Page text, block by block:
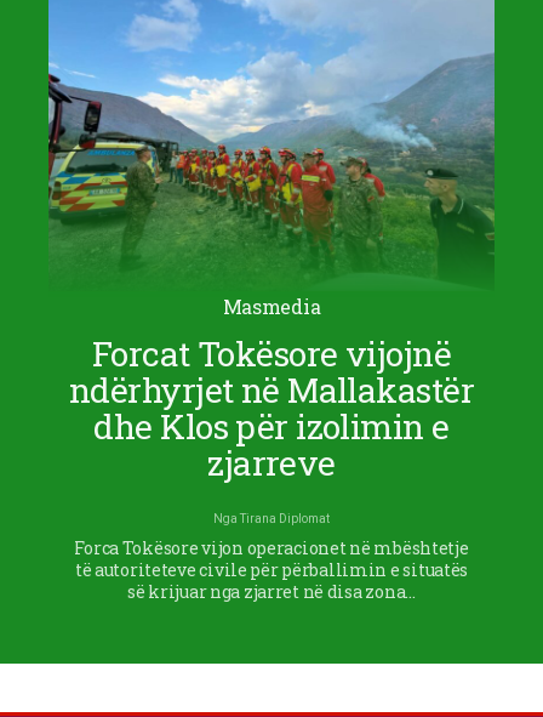
Masmedia
Forcat Tokësore vijojnë
ndërhyrjet në Mallakastër
dhe Klos për izolimin e
zjarreve
NgaTirana Diplomat
Forca Tokësore vijon operacionet në mbështetje
të autoriteteve civile për përballimin e situatës
së krijuar nga zjarret në disa zona…